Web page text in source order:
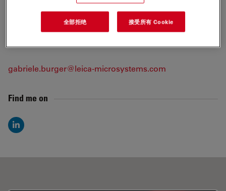
共聚焦显微镜
gabriele.burger@leica-microsystems.com
Find me on
LinkedIn
全部拒绝 接受所有 Cookie